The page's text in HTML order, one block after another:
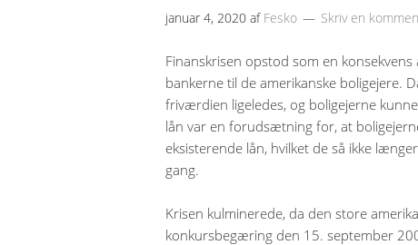
januar 4, 2020 af Fesko Skriv en
Finanskrisen opstod som en
bankerne til de amerikanske boligejere.
friværdien ligeledes, og boligejerne
lån var en forudsætning for, at
eksisterende lån, hvilket de så ikke
gang.
Krisen kulminerede, da den store
konkursbegæring den 15. september